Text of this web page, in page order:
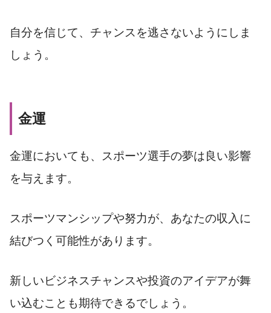
自分を信じて、チャンスを逃さないようにしま
しょう。
金運
金運においても、スポーツ選手の夢は良い影響
を与えます。
スポーツマンシップや努力が、あなたの収入に
結びつく可能性があります。
新しいビジネスチャンスや投資のアイデアが舞
い込むことも期待できるでしょう。